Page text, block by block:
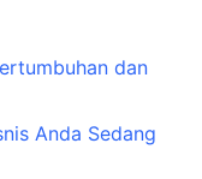
dan
Anda Sedang